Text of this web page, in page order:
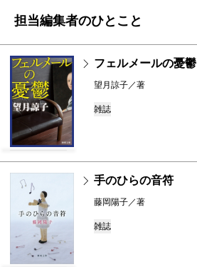
担当編集者のひとこと
フェルメールの憂鬱
望月諒子／著
雑誌
手のひらの音符
藤岡陽子／著
雑誌